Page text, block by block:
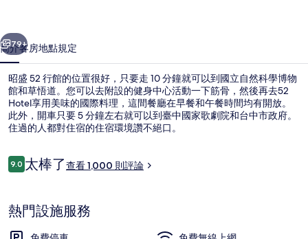
片
集
個 下一個
79+
簡介客房地點規定
昭盛 52 行館的位置很好，只要走 10 分鐘就可以到國立自然科學博物
館和草悟道。您可以去附設的健身中心活動一下筋骨，然後再去52
Hotel享用美味的國際料理，這間餐廳在早餐和午餐時間均有開放。
此外，開車只要 5 分鐘左右就可以到臺中國家歌劇院和台中市政府。
住過的人都對住宿的住宿環境讚不絕口。
評
論
9.09.0 分，滿分 10 分，
太棒了查看 1,000 則評論
熱門設施服務